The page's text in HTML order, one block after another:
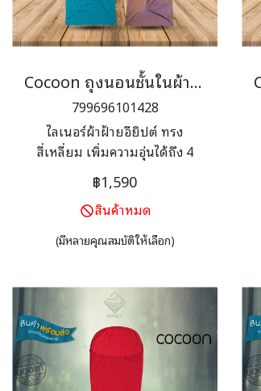
Cocoon ถุงนอนชั้นในผ้าฝ้ายอียิปต์ TRAVEL SHEET EGYPTIAN COTTON
799696101428
ไลเนอร์ผ้าฝ้ายอียิปต์ ทรง
สี่เหลี่ยม เพิ่มความอุ่นได้ถึง 4
องศา
฿1,590
สินค้าหมด
(มีหลายคุณสมบัติให้เลือก)